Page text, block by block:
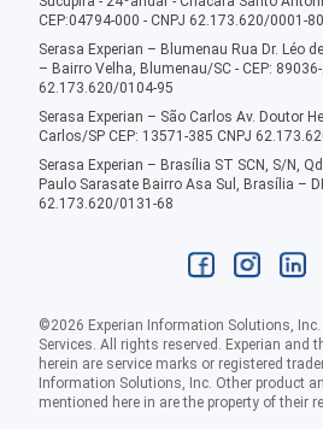
CEP:04794-000 - CNPJ 62.173.620/0001-80
Serasa Experian – Blumenau Rua Dr. Léo
– Bairro Velha, Blumenau/SC - CEP:
62.173.620/0104-95
Serasa Experian – São Carlos Av. Doutor
Carlos/SP CEP: 13571-385 CNPJ
Serasa Experian – Brasília ST SCN, S/N,
Paulo Sarasate Bairro Asa Sul, Brasília –
62.173.620/0131-68
©2026 Experian Information Solutions,
Services. All rights reserved. Experian and
herein are service marks or registered
Information Solutions, Inc. Other product
mentioned here in are the property of their